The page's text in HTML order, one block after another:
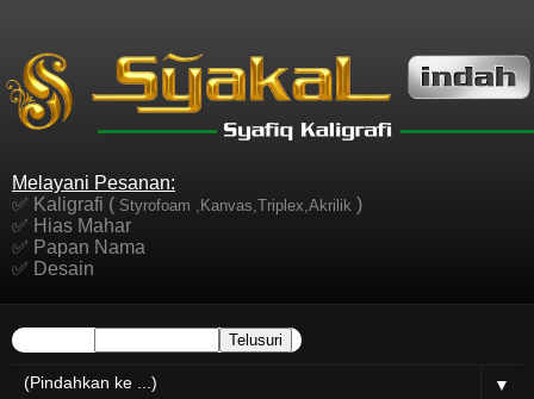
Melayani Pesanan:
✅ Kaligrafi ( Styrofoam ,Kanvas,Triplex,Akrilik )
✅ Hias Mahar
✅ Papan Nama
✅ Desain
▼